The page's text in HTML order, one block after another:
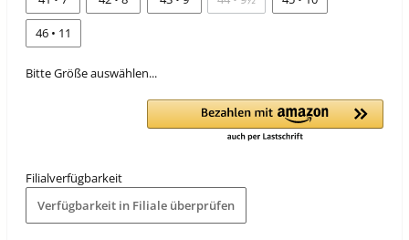
46 • 11
Bitte Größe auswählen...
Filialverfügbarkeit
Verfügbarkeit in Filiale überprüfen